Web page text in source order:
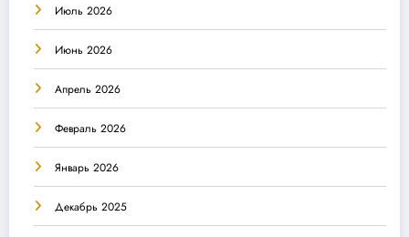
Июль 2026
Июнь 2026
Апрель 2026
Февраль 2026
Январь 2026
Декабрь 2025